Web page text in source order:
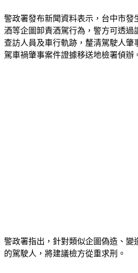
警政署發布新聞資料表示，台中市發
酒等企圖卸責酒駕行為，警方可透過
查訪人員及車行軌跡，釐清駕駛人肇
駕車禍肇事案件證據移送地檢署偵辦
警政署指出，針對類似企圖偽造、變
的駕駛人，將建議檢方從重求刑。